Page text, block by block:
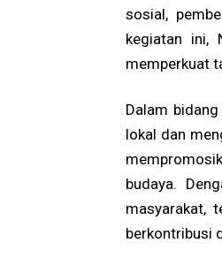
sosial,
kegiatan ini,
memperkuat
Dalam
lokal dan
budaya.
masyarakat,
berkontribusi